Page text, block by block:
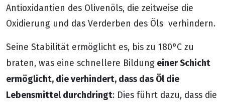
Antioxidantien des Olivenöls, die zeitweise die
Oxidierung und das Verderben des Öls verhindern.
Seine Stabilität ermöglicht es, bis zu 180°C zu
braten, was eine schnellere Bildung einer Schicht
ermöglicht, die verhindert, dass das Öl die
Lebensmittel durchdringt: Dies führt dazu, dass die